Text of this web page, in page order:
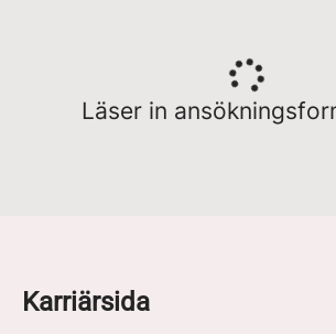
Läser in
Karriärsida